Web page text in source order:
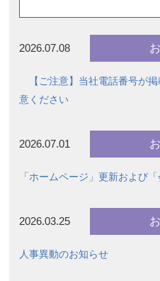
2026.07.08
【ご注意】当社電話番号が掲
意ください
2026.07.01
「ホームページ」更新および
2026.03.25
人事異動のお知らせ